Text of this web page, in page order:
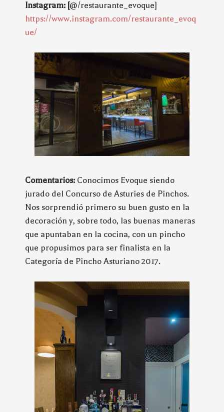
Instagram: [@/restaurante_evoque]
https://www.instagram.com/restaurante_evoq
ue/
Comentarios: Conocimos Evoque siendo
jurado del Concurso de Asturies de Pinchos.
Nos sorprendió primero su buen gusto en la
decoración y, sobre todo, las buenas maneras
que apuntaban en la cocina, con un pincho
que propusimos para ser finalista en la
Categoría de Pincho Asturiano 2017.